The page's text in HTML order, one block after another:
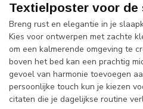
Textielposter voor de
Breng rust en elegantie in je
Kies voor ontwerpen met zachte
om een kalmerende omgeving te
boven het bed kan een prachtig
gevoel van harmonie toevoegen
persoonlijke touch kun je kiezen
citaten die je dagelijkse routine